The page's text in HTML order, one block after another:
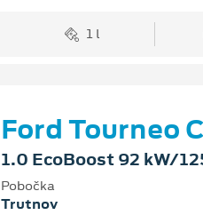
1 l
Ford Tourneo
1.0 EcoBoost 92 kW/
Pobočka
Trutnov